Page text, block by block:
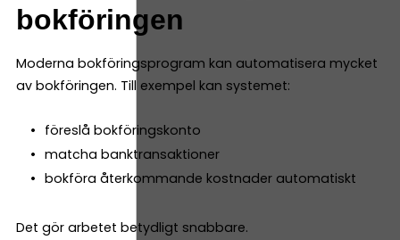
bokföringen
Moderna bokföringsprogram kan automatisera mycket
av bokföringen. Till exempel kan systemet:
föreslå bokföringskonto
matcha banktransaktioner
bokföra återkommande kostnader automatiskt
Det gör arbetet betydligt snabbare.